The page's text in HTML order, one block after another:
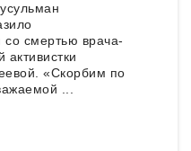
со смертью врача-
активистки
«Скорбим по
...